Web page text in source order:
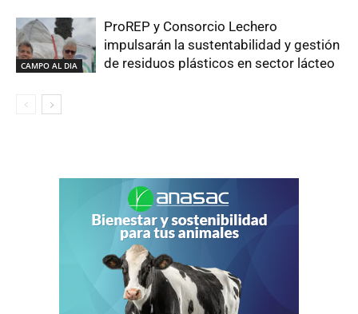
CAMPO AL DIA
ProREP y Consorcio Lechero
impulsarán la sustentabilidad y gestión
de residuos plásticos en sector lácteo